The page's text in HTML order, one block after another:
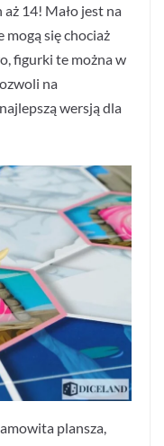
14! Mało jest na
się chociaż
figurki te można w
na
wersją dla
plansza,